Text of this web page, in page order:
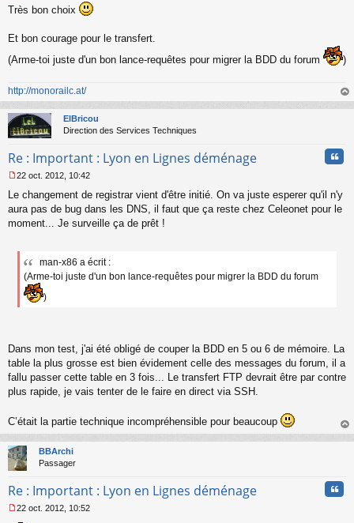
e
s
a
g
o
n
l
u
Très bon choix
Et bon courage pour le transfert.
(Arme-toi juste d'un bon lance-requêtes pour migrer la BDD du forum
)
http://monorailc.at/
au
ElBricou
Direction des Services Techniques
Re : Important : Lyon en Lignes déménage
e
s
s
22 oct. 2012, 10:42
Le changement de registrar vient d'être initié. On va juste esperer qu'il n'y
aura pas de bug dans les DNS, il faut que ça reste chez Celeonet pour le
moment... Je surveille ça de prêt !
man-x86 a écrit :
(Arme-toi juste d'un bon lance-requêtes pour migrer la BDD du forum
)
Dans mon test, j'ai été obligé de couper la BDD en 5 ou 6 de mémoire. La
table la plus grosse est bien évidement celle des messages du forum, il a
fallu passer cette table en 3 fois... Le transfert FTP devrait être par contre
plus rapide, je vais tenter de le faire en direct via SSH.
C’était la partie technique incompréhensible pour beaucoup
au
BBArchi
Passager
Re : Important : Lyon en Lignes déménage
22 oct. 2012, 10:52